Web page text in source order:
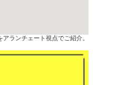
ランチェート視点でご紹介。